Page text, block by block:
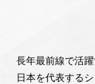
長年最前線で活
日本を代表する